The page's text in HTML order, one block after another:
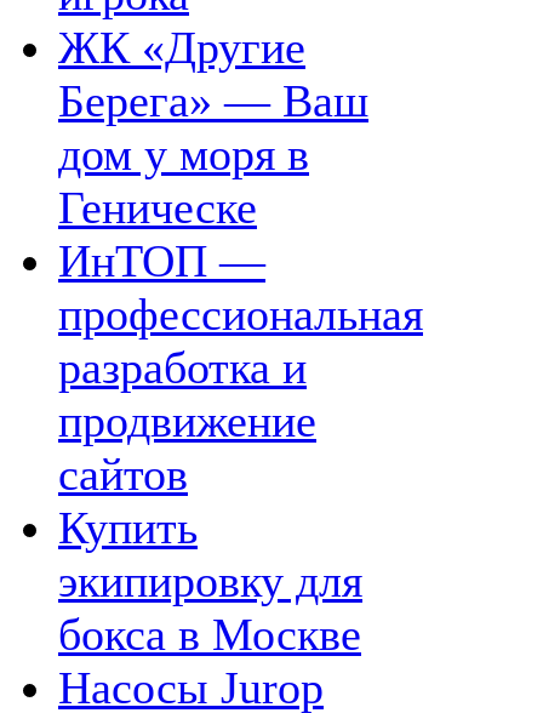
ЖК «Другие
Берега» — Ваш
дом у моря в
Геническе
ИнТОП —
профессиональная
разработка и
продвижение
сайтов
Купить
экипировку для
бокса в Москве
Насосы Jurop